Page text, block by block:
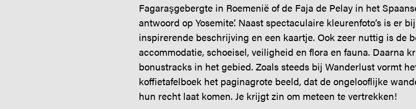
Fagaraşgebergte in Roemenië of de Faja de Pelay in het
antwoord op Yosemite’. Naast spectaculaire kleurenfoto’s is er
inspirerende beschrijving en een kaartje. Ook zeer nuttig is de
accommodatie, schoeisel, veiligheid en flora en fauna. Daarna
bonustracks in het gebied. Zoals steeds bij Wanderlust vormt
koffietafelboek het paginagrote beeld, dat de ongelooflijke
hun recht laat komen. Je krijgt zin om meteen te vertrekken!